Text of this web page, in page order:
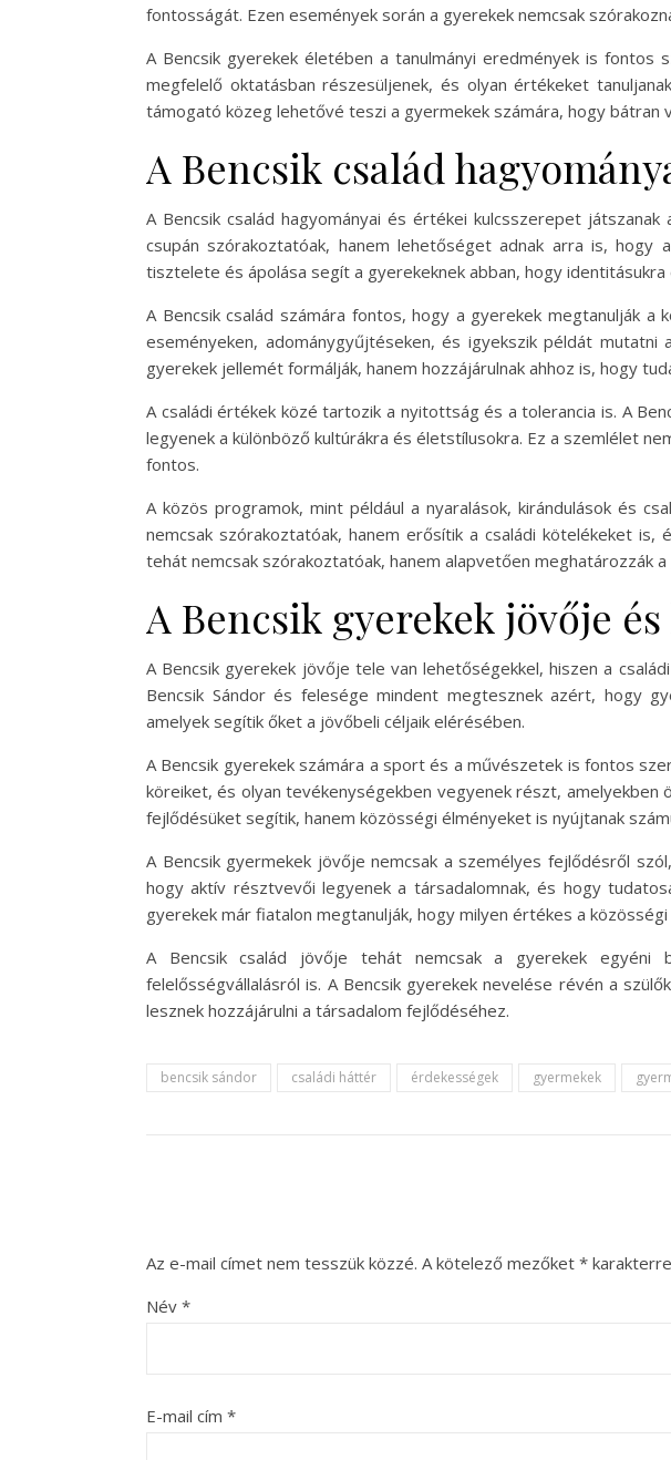
fontosságát. Ezen események során a gyerekek nemcsak
A Bencsik gyerekek életében a tanulmányi eredmények is fontos
megfelelő oktatásban részesüljenek, és olyan értékeket
támogató közeg lehetővé teszi a gyermekek számára, hogy bátran
A Bencsik család
A Bencsik család hagyományai és értékei kulcsszerepet
csupán szórakoztatóak, hanem lehetőséget adnak arra is, hogy
tisztelete és ápolása segít a gyerekeknek abban, hogy
A Bencsik család számára fontos, hogy a gyerekek megtanulják
eseményeken, adománygyűjtéseken, és igyekszik példát
gyerekek jellemét formálják, hanem hozzájárulnak ahhoz is, hogy
A családi értékek közé tartozik a nyitottság és a tolerancia is. A
legyenek a különböző kultúrákra és életstílusokra. Ez a szemlélet
fontos.
A közös programok, mint például a nyaralások, kirándulások és
nemcsak szórakoztatóak, hanem erősítik a családi kötelékeket
tehát nemcsak szórakoztatóak, hanem alapvetően meghatározzák
A Bencsik gyerekek jövője
A Bencsik gyerekek jövője tele van lehetőségekkel, hiszen a
Bencsik Sándor és felesége mindent megtesznek azért, hogy
amelyek segítik őket a jövőbeli céljaik elérésében.
A Bencsik gyerekek számára a sport és a művészetek is fontos
köreiket, és olyan tevékenységekben vegyenek részt,
fejlődésüket segítik, hanem közösségi élményeket is nyújtanak
A Bencsik gyermekek jövője nemcsak a személyes fejlődésről
hogy aktív résztvevői legyenek a társadalomnak, és hogy
gyerekek már fiatalon megtanulják, hogy milyen értékes a
A Bencsik család jövője tehát nemcsak a gyerekek egyéni
felelősségvállalásról is. A Bencsik gyerekek nevelése révén a
lesznek hozzájárulni a társadalom fejlődéséhez.
bencsik sándor családi háttér érdekességek gyermekek
Az e-mail címet nem tesszük közzé. A kötelező mezőket *
Név *
E-mail cím *